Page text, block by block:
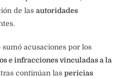
de las autoridades
acusaciones por los
e infracciones vinculadas a la
continúan las pericias